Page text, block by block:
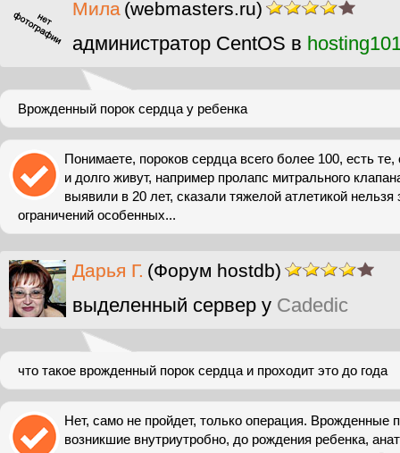
Мила (webmasters.ru)
администратор CentOS в
Врожденный порок сердца у ребенка
Понимаете, пороков сердца всего более 100, есть
и долго живут, например пролапс митрального
выявили в 20 лет, сказали тяжелой атлетикой нельзя
ограничений особенных...
Дарья Г. (Форум hostdb)
выделенный сервер у Cadedic
что такое врожденный порок сердца и проходит это до года
Нет, само не пройдет, только операция. Врожденные
возникшие внутриутробно, до рождения ребенка,